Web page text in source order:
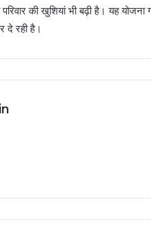
की खुशियां भी बढ़ी है। यह योजना
दे रही है।